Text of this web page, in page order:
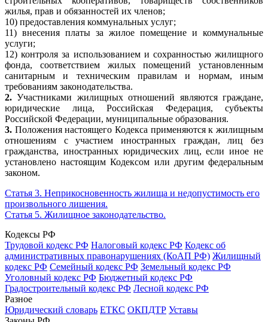
жилья, прав и обязанностей их членов;
10) предоставления коммунальных услуг;
11) внесения платы за жилое помещение и коммунальные
услуги;
12) контроля за использованием и сохранностью жилищного
фонда, соответствием жилых помещений установленным
санитарным и техническим правилам и нормам, иным
требованиям законодательства.
2.Участниками жилищных отношений являются граждане,
юридические лица, Российская Федерация, субъекты
Российской Федерации, муниципальные образования.
3. Положения настоящего Кодекса применяются к жилищным
отношениям с участием иностранных граждан, лиц без
гражданства, иностранных юридических лиц, если иное не
установлено настоящим Кодексом или другим федеральным
законом.
Статья 3. Неприкосновенность жилища и недопустимость его
произвольного лишения.
Статья 5. Жилищное законодательство.
Кодексы РФ
Трудовой кодекс РФ Налоговый кодекс РФ Кодекс об
административных правонарушениях (КоАП РФ) Жилищный
кодекс РФ Семейный кодекс РФ Земельный кодекс РФ
Уголовный кодекс РФ Бюджетный кодекс РФ
Градостроительный кодекс РФ Лесной кодекс РФ
Разное
Юридический словарь ЕТКС ОКПДТР Уставы